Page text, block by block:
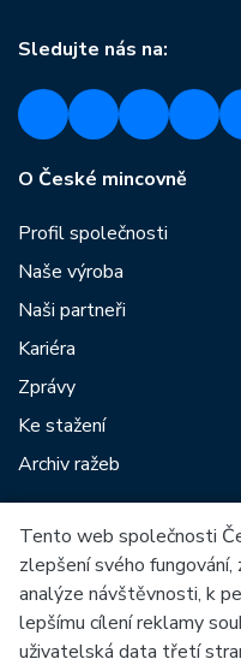
Sledujte nás na:
O České mincovně
Profil společnosti
Naše výroba
Naši partneři
Kariéra
Zprávy
Ke stažení
Archiv ražeb
Mezi naše partnery
Tento web společnosti
zlepšení svého
analýze návštěvnosti, k
lepšímu cílení reklamy
uživatelská data třetí